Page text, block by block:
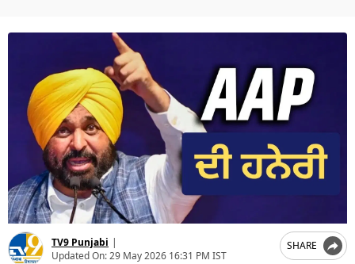
TV9 Punjabi |
Updated On:29 May 2026 16:31 PM IST
SHARE